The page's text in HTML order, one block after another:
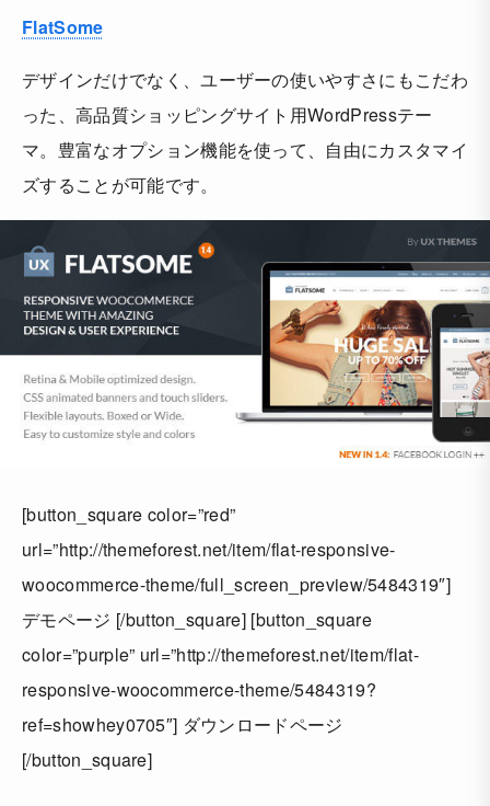
FlatSome
デザインだけでなく、ユーザーの使いやすさにもこだわ
った、高品質ショッピングサイト用WordPressテー
マ。豊富なオプション機能を使って、自由にカスタマイ
ズすることが可能です。
[button_square color=”red”
url=”http://themeforest.net/item/flat-responsive-
woocommerce-theme/full_screen_preview/5484319″]
デモページ [/button_square] [button_square
color=”purple” url=”http://themeforest.net/item/flat-
responsive-woocommerce-theme/5484319?
ref=showhey0705″] ダウンロードページ
[/button_square]